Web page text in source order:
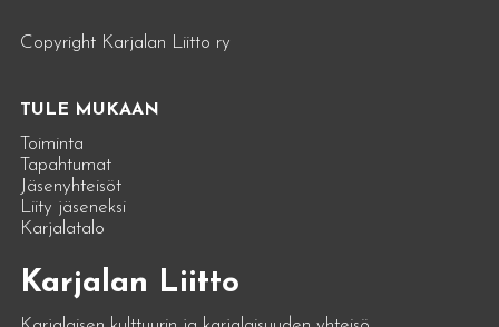
Copyright Karjalan Liitto ry
TULE MUKAAN
Toiminta
Tapahtumat
Jäsenyhteisöt
Liity jäseneksi
Karjalatalo
Karjalan Liitto